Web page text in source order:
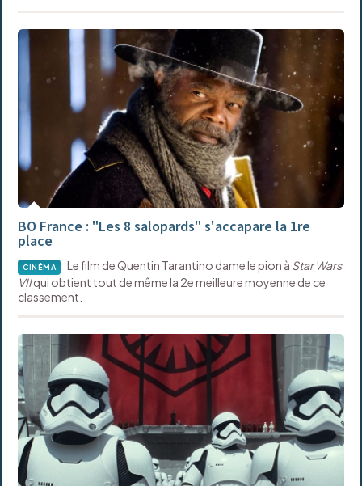
BO France : "Les 8 salopards" s'accapare la 1re
place
CINÉMA Le film de Quentin Tarantino dame le pion à Star Wars
VIIqui obtient tout de même la 2e meilleure moyenne de ce
classement.